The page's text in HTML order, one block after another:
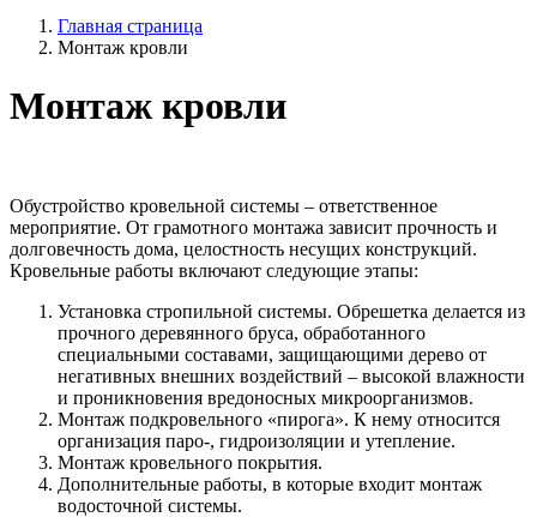
Главная страница
Монтаж кровли
Монтаж кровли
Обустройство кровельной системы – ответственное
мероприятие. От грамотного монтажа зависит прочность и
долговечность дома, целостность несущих конструкций.
Кровельные работы включают следующие этапы:
Установка стропильной системы. Обрешетка делается из
прочного деревянного бруса, обработанного
специальными составами, защищающими дерево от
негативных внешних воздействий – высокой влажности
и проникновения вредоносных микроорганизмов.
Монтаж подкровельного «пирога». К нему относится
организация паро-, гидроизоляции и утепление.
Монтаж кровельного покрытия.
Дополнительные работы, в которые входит монтаж
водосточной системы.